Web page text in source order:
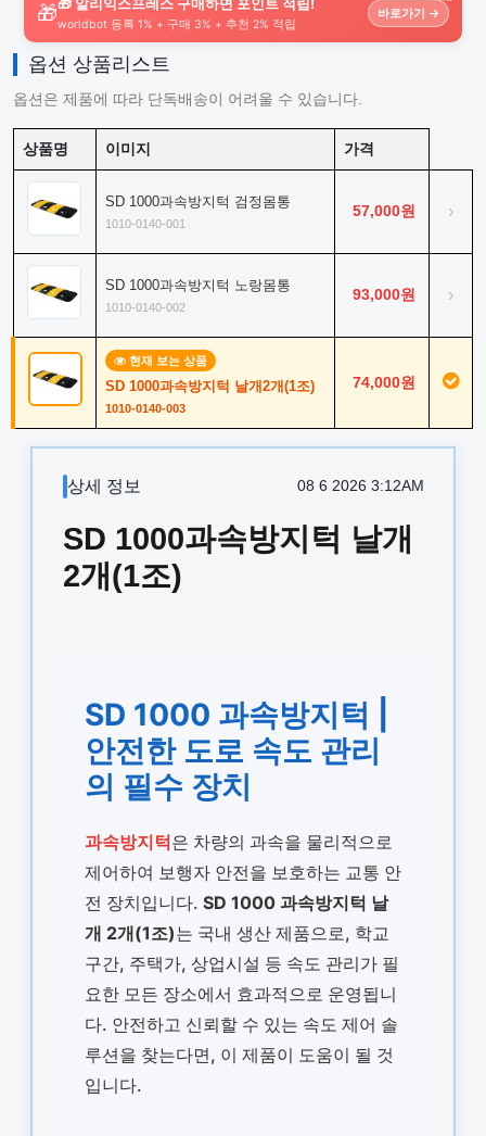
🎁worldbot 등록 1% + 구매 3% + 추천 2% 적립
바로가기 →
옵션 상품리스트
옵션은 제품에 따라 단독배송이 어려울 수 있습니다.
상품명 이미지 가격
SD 1000과속방지턱 검정몸통
1010-0140-001
57,000원 ›
SD 1000과속방지턱 노랑몸통
1010-0140-002
93,000원 ›
현재 보는 상품
SD 1000과속방지턱 날개2개(1조)
1010-0140-003
74,000원
상세 정보 08 6 2026 3:12AM
SD 1000과속방지턱 날개
2개(1조)
SD 1000 과속방지턱 |
안전한 도로 속도 관리
의 필수 장치
과속방지턱은 차량의 과속을 물리적으로
제어하여 보행자 안전을 보호하는 교통 안
전 장치입니다. SD 1000 과속방지턱 날
개 2개(1조)는 국내 생산 제품으로, 학교
구간, 주택가, 상업시설 등 속도 관리가 필
요한 모든 장소에서 효과적으로 운영됩니
다. 안전하고 신뢰할 수 있는 속도 제어 솔
루션을 찾는다면, 이 제품이 도움이 될 것
입니다.